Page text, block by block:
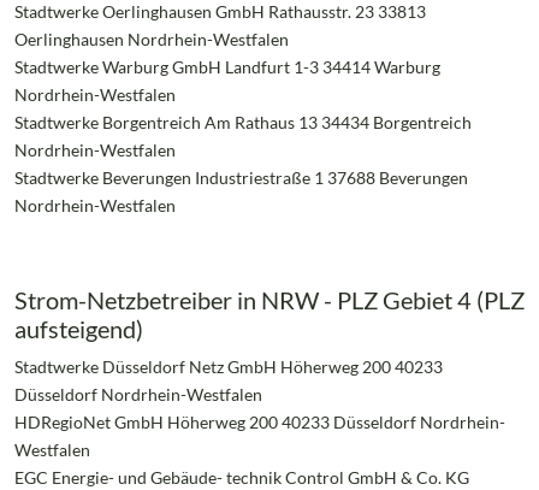
Stadtwerke Oerlinghausen GmbH Rathausstr. 23 33813
Oerlinghausen Nordrhein-Westfalen
Stadtwerke Warburg GmbH Landfurt 1-3 34414 Warburg
Nordrhein-Westfalen
Stadtwerke Borgentreich Am Rathaus 13 34434 Borgentreich
Nordrhein-Westfalen
Stadtwerke Beverungen Industriestraße 1 37688 Beverungen
Nordrhein-Westfalen
Strom-Netzbetreiber in NRW - PLZ Gebiet 4 (PLZ
aufsteigend)
Stadtwerke Düsseldorf Netz GmbH Höherweg 200 40233
Düsseldorf Nordrhein-Westfalen
HDRegioNet GmbH Höherweg 200 40233 Düsseldorf Nordrhein-
Westfalen
EGC Energie- und Gebäude- technik Control GmbH & Co. KG